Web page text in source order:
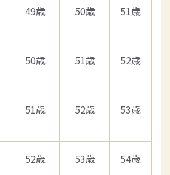
49歳 50歳 51歳
50歳 51歳 52歳
51歳 52歳 53歳
52歳 53歳 54歳